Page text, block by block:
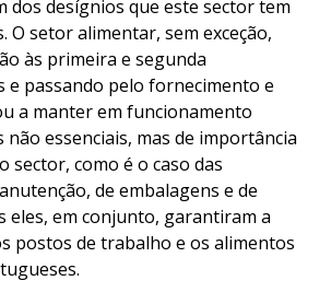
dos desígnios que este sector tem
O setor alimentar, sem exceção,
às primeira e segunda
e passando pelo fornecimento e
a manter em funcionamento
essenciais, mas de importância
sector, como é o caso das
de embalagens e de
eles, em conjunto, garantiram a
postos de trabalho e os alimentos